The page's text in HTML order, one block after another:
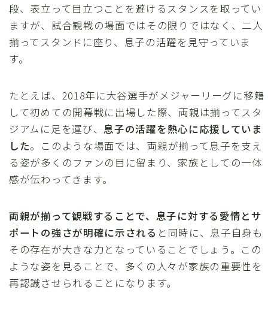
段、表立って目立つことを避けるスタンスを取ってい
ますが、試合観戦の場面ではその限りではなく、二人
揃ってスタンドに座り、息子の活躍を見守っていま
す。
たとえば、2018年に大谷選手がメジャーリーグに移籍
して初めての開幕戦に出場した際、両親は揃ってスタ
ジアムに足を運び、息子の活躍を熱心に応援していま
した。このような場面では、両親が揃って息子を支え
る姿が多くのファンの目に留まり、家族としての一体
感が伝わってきます。
両親が揃って観戦することで、息子に対する愛情とサ
ポートの強さが明確に示される と同時に、息子自身も
その存在が大きな力となっていることでしょう。この
ような姿を見ることで、多くの人々が家族の重要性を
再認識させられることになります。